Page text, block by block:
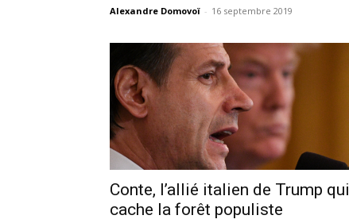
Alexandre Domovoï - 16 septembre 2019
Conte, l’allié italien de Trump qui
cache la forêt populiste